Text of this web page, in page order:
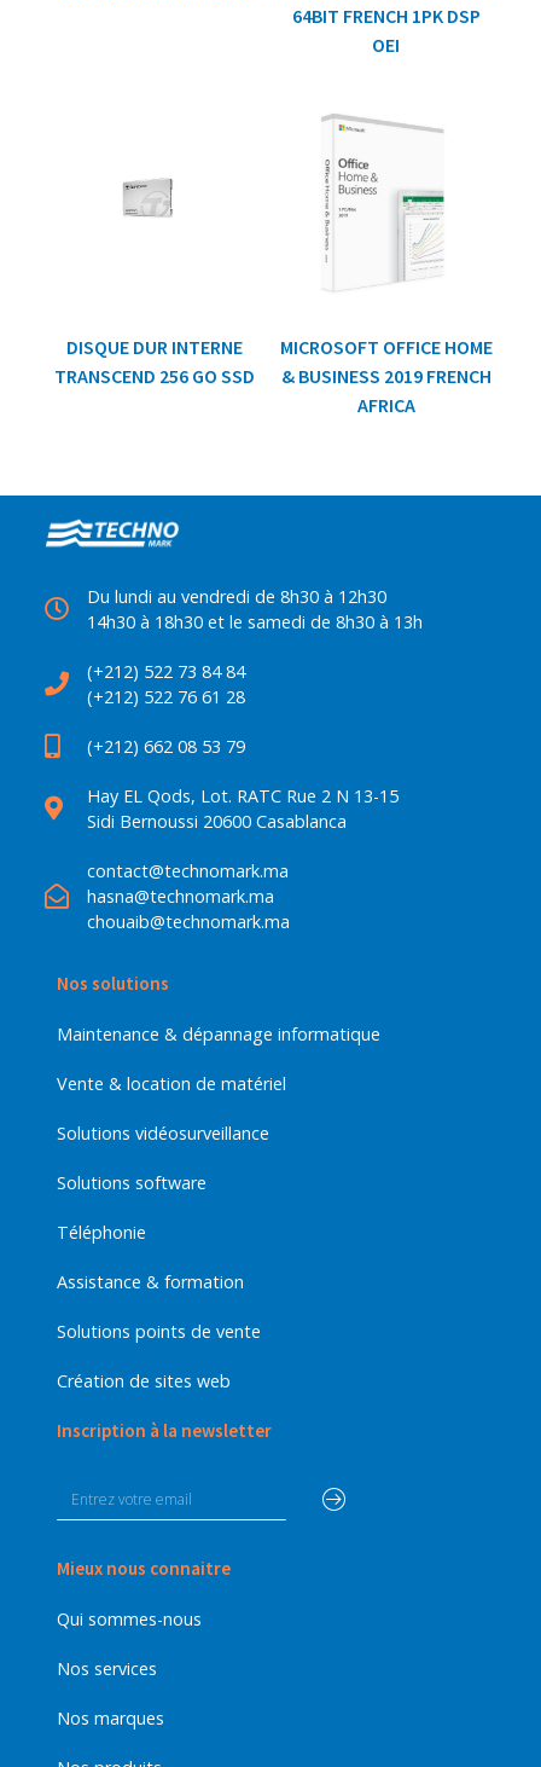
64BIT FRENCH 1PK DSP
OEI
DISQUE DUR INTERNE
TRANSCEND 256 GO SSD
MICROSOFT OFFICE HOME
& BUSINESS 2019 FRENCH
AFRICA
Du lundi au vendredi de 8h30 à 12h30
14h30 à 18h30 et le samedi de 8h30 à 13h
(+212) 522 73 84 84
(+212) 522 76 61 28
(+212) 662 08 53 79
Hay EL Qods, Lot. RATC Rue 2 N 13-15
Sidi Bernoussi 20600 Casablanca
contact@technomark.ma
hasna@technomark.ma
chouaib@technomark.ma
Nos solutions
Maintenance & dépannage informatique
Vente & location de matériel
Solutions vidéosurveillance
Solutions software
Téléphonie
Assistance & formation
Solutions points de vente
Création de sites web
Inscription à la newsletter
Mieux nous connaitre
Qui sommes-nous
Nos services
Nos marques